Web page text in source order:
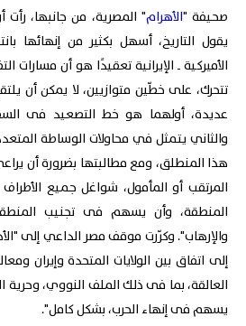
صحيفة "الأهرام" المصرية، من جانبها،
يقول التاريخ، أسهل بكثير من إنهائها
الأميركية ـ الإيرانية تعقيدًا هو أن
تتحرك، على خطّين متوازيين، لا يمكن أن
عديدة، أولهما هو خط التصعيد فى
والثاني يتمثل في محاولات الوساطة
هذا المنطلق، ومع مطالبتها بضرورة أن يراعي
المرتقب أو المأمول، شواغل جميع
المنطقة، وأن يسهم فى تجنيب
والإرهاب". وكرّرت موقف مصر الداعي إلى
إلى اتفاق بين الولايات المتحدة وإيران
العالقة، بما فى ذلك الملف النووي،
يسهم فى إنهاء الحرب، بشكل كامل".